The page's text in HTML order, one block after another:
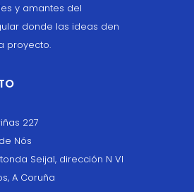
y amantes del
donde las ideas den
proyecto.
227
Nós
Seijal, dirección N VI
A Coruña